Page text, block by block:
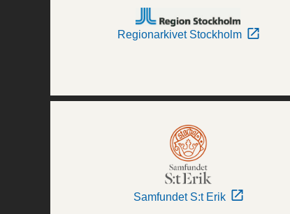
Regionarkivet Stockholm
Samfundet S:t Erik